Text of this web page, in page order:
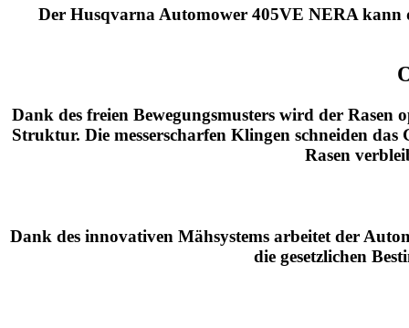
Der Husqvarna Automower 405VE NERA kann
Dank des freien Bewegungsmusters wird der
Struktur. Die messerscharfen Klingen schneiden
Rasen
Dank des innovativen Mähsystems arbeitet der
die gesetzlichen